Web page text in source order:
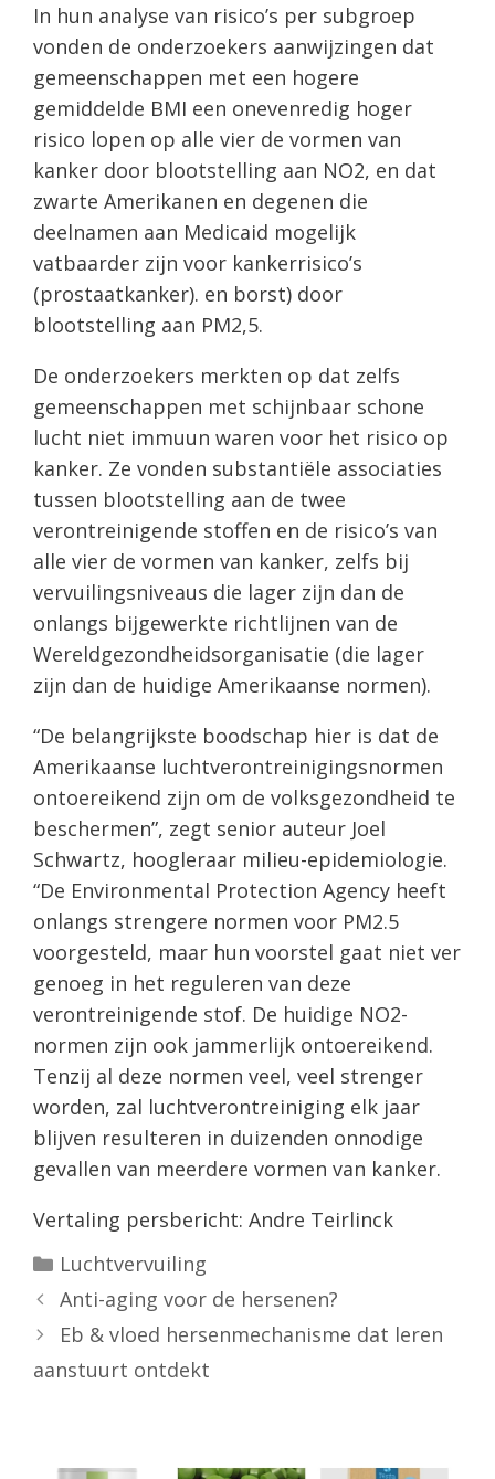
In hun analyse van risico’s per subgroep
vonden de onderzoekers aanwijzingen dat
gemeenschappen met een hogere
gemiddelde BMI een onevenredig hoger
risico lopen op alle vier de vormen van
kanker door blootstelling aan NO2, en dat
zwarte Amerikanen en degenen die
deelnamen aan Medicaid mogelijk
vatbaarder zijn voor kankerrisico’s
(prostaatkanker). en borst) door
blootstelling aan PM2,5.
De onderzoekers merkten op dat zelfs
gemeenschappen met schijnbaar schone
lucht niet immuun waren voor het risico op
kanker. Ze vonden substantiële associaties
tussen blootstelling aan de twee
verontreinigende stoffen en de risico’s van
alle vier de vormen van kanker, zelfs bij
vervuilingsniveaus die lager zijn dan de
onlangs bijgewerkte richtlijnen van de
Wereldgezondheidsorganisatie (die lager
zijn dan de huidige Amerikaanse normen).
“De belangrijkste boodschap hier is dat de
Amerikaanse luchtverontreinigingsnormen
ontoereikend zijn om de volksgezondheid te
beschermen”, zegt senior auteur Joel
Schwartz, hoogleraar milieu-epidemiologie.
“De Environmental Protection Agency heeft
onlangs strengere normen voor PM2.5
voorgesteld, maar hun voorstel gaat niet ver
genoeg in het reguleren van deze
verontreinigende stof. De huidige NO2-
normen zijn ook jammerlijk ontoereikend.
Tenzij al deze normen veel, veel strenger
worden, zal luchtverontreiniging elk jaar
blijven resulteren in duizenden onnodige
gevallen van meerdere vormen van kanker.
Vertaling persbericht: Andre Teirlinck
Categorieën
Luchtvervuiling
Anti-aging voor de hersenen?
Eb & vloed hersenmechanisme dat leren
aanstuurt ontdekt